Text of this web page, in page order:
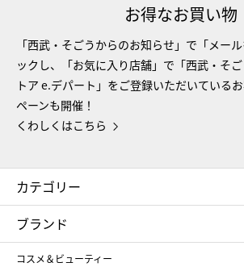
お得なお買い物
「西武・そごうからのお知らせ」で「メー
ックし、「お気に入り店舗」で「西武・そ
トア e.デパート」をご登録いただいている
ペーンも開催！
くわしくはこちら
カテゴリー
コスメ＆ビューティー
ギフト
レディース
メンズ
ブランド
コスメ＆ビューティー